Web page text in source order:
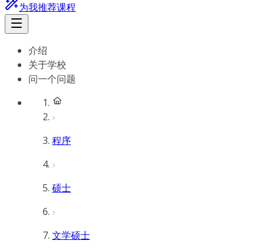
为我推荐课程
介绍
关于学校
问一个问题
程序
硕士
文学硕士